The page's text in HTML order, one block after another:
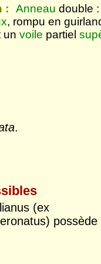
:
Anneau double
, rompu en
unvoile partiel
.
(ex